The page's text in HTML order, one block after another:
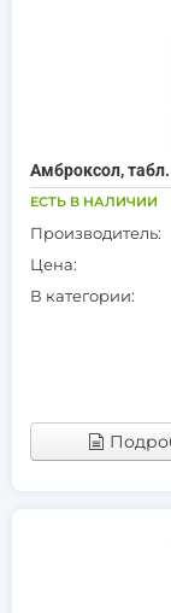
Амброксол,
ЕСТЬ В НАЛИЧИИ
Производитель:
Цена:
В категории: